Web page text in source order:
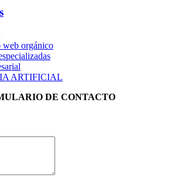
web orgánico
ARTIFICIAL
DE CONTACTO